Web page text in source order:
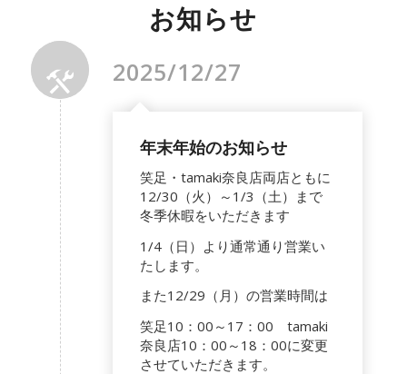
お知らせ
2025/12/27
年末年始のお知らせ
笑足・tamaki奈良店両店ともに
12/30（火）～1/3（土）まで
冬季休暇をいただきます
1/4（日）より通常通り営業い
たします。
また12/29（月）の営業時間は
笑足10：00～17：00 tamaki
奈良店10：00～18：00に変更
させていただきます。